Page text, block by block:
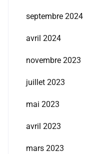
septembre 2024
avril 2024
novembre 2023
juillet 2023
mai 2023
avril 2023
mars 2023